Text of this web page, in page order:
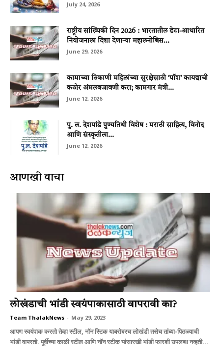
July 24, 2026
राष्ट्रीय सांख्यिकी दिन 2026 : भारतातील डेटा-आधारित
नियोजनाला दिशा देणाऱ्या महालनोबिस...
June 29, 2026
कामाच्या ठिकाणी महिलांच्या सुरक्षेसाठी ‘पॉश’ कायद्याची
कठोर अंमलबजावणी करा; कामगार मंत्री...
June 12, 2026
पु. ल. देशपांडे पुण्यतिथी विशेष : मराठी साहित्य, विनोद
आणि संस्कृतीला...
June 12, 2026
आणखी वाचा
लोखंडाची भांडी स्वयंपाकासाठी वापरावी का?
Team ThalakNews - May 29, 2023
आपण स्वयंपाक करतो तेव्हा स्टील, नॉन स्टिक याबरोबरच लोखंडी तसेच तांब्या-पितळ्याची
भांडी वापरतो. पूर्वीच्या काळी स्टील आणि नॉन स्टीक यांसारखी भांडी फारशी उपलब्ध नव्हती...